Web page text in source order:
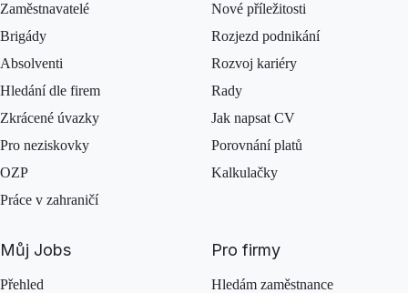
Zaměstnavatelé
Brigády
Absolventi
Hledání dle firem
Zkrácené úvazky
Pro neziskovky
OZP
Práce v zahraničí
Nové příležitosti
Rozjezd podnikání
Rozvoj kariéry
Rady
Jak napsat CV
Porovnání platů
Kalkulačky
Můj Jobs
Přehled
Pro firmy
Hledám zaměstnance